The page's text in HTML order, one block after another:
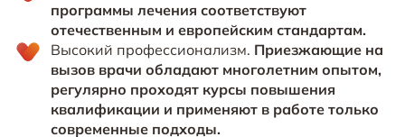
программы лечения соответствуют
отечественным и европейским стандартам.
Высокий профессионализм. Приезжающие на
вызов врачи обладают многолетним опытом,
регулярно проходят курсы повышения
квалификации и применяют в работе только
современные подходы.